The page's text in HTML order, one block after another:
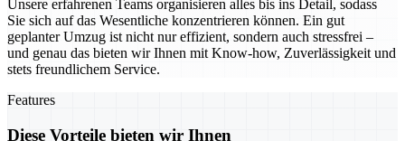
Unsere erfahrenen Teams organisieren alles bis ins Detail, sodass
Sie sich auf das Wesentliche konzentrieren können. Ein gut
geplanter Umzug ist nicht nur effizient, sondern auch stressfrei –
und genau das bieten wir Ihnen mit Know-how, Zuverlässigkeit und
stets freundlichem Service.
Features
Diese Vorteile bieten wir Ihnen